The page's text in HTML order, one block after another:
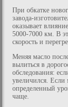
При обкатке
завода-
оказывает
5000-7000 км. В
скорость и
Меняя масло
вылиться в
обследования:
увеличился. Если
определенный
чаще.